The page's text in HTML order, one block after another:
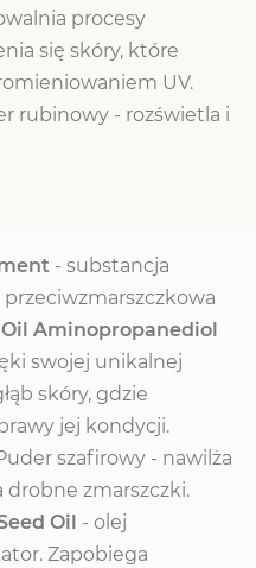
procesy
się skóry, które
UV.
rubinowy - rozświetla i
- substancja
Aminopropanediol
swojej unikalnej
skóry, gdzie
jej kondycji.
szafirowy - nawilża
drobne zmarszczki.
Oil - olej
Zapobiega